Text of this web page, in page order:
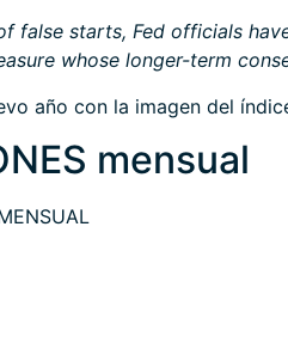
false starts, Fed officials
whose longer-term
año con la imagen del
mensual